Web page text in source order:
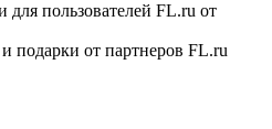
пользователей FL.ru от
подарки от партнеров FL.ru